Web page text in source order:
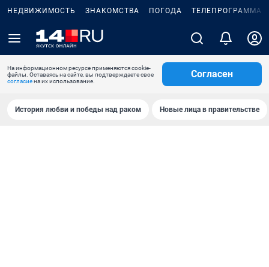
НЕДВИЖИМОСТЬ ЗНАКОМСТВА ПОГОДА ТЕЛЕПРОГРАММА
На информационном ресурсе применяются cookie-
файлы. Оставаясь на сайте, вы подтверждаете свое
согласиена их использование.
Согласен
История любви и победы над раком Новые лица в правительстве